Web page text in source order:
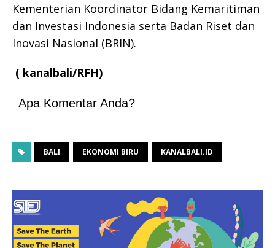
Kementerian Koordinator Bidang Kemaritiman
dan Investasi Indonesia serta Badan Riset dan
Inovasi Nasional (BRIN).
( kanalbali/RFH)
Apa Komentar Anda?
BALI EKONOMI BIRU KANALBALI.ID